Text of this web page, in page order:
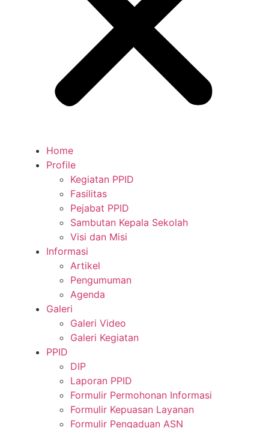
Home
Profile
Kegiatan PPID
Fasilitas
Pejabat PPID
Sambutan Kepala Sekolah
Visi dan Misi
Informasi
Artikel
Pengumuman
Agenda
Galeri
Galeri Video
Galeri Kegiatan
PPID
DIP
Laporan PPID
Formulir Permohonan Informasi
Formulir Kepuasan Layanan
Formulir Pengaduan ASN